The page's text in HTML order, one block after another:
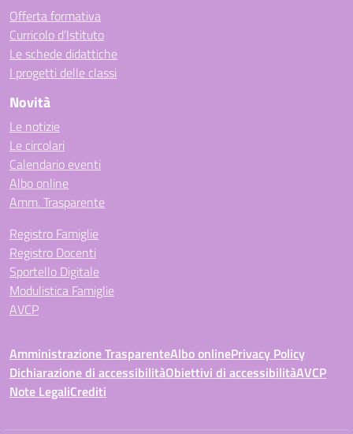
Offerta formativa
Curricolo d’Istituto
Le schede didattiche
I progetti delle classi
Novità
Le notizie
Le circolari
Calendario eventi
Albo online
Amm. Trasparente
Registro Famiglie
Registro Docenti
Sportello Digitale
Modulistica Famiglie
AVCP
Amministrazione TrasparenteAlbo onlinePrivacy Policy
Dichiarazione di accessibilitàObiettivi di accessibilitàAVCP
Note LegaliCrediti